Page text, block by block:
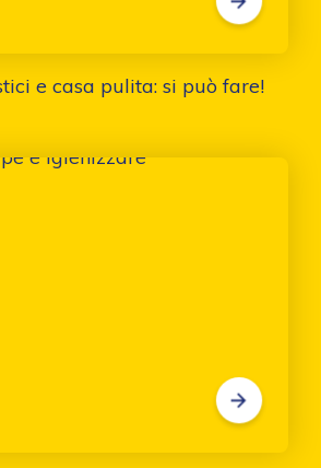
e casa pulita: si può fare!